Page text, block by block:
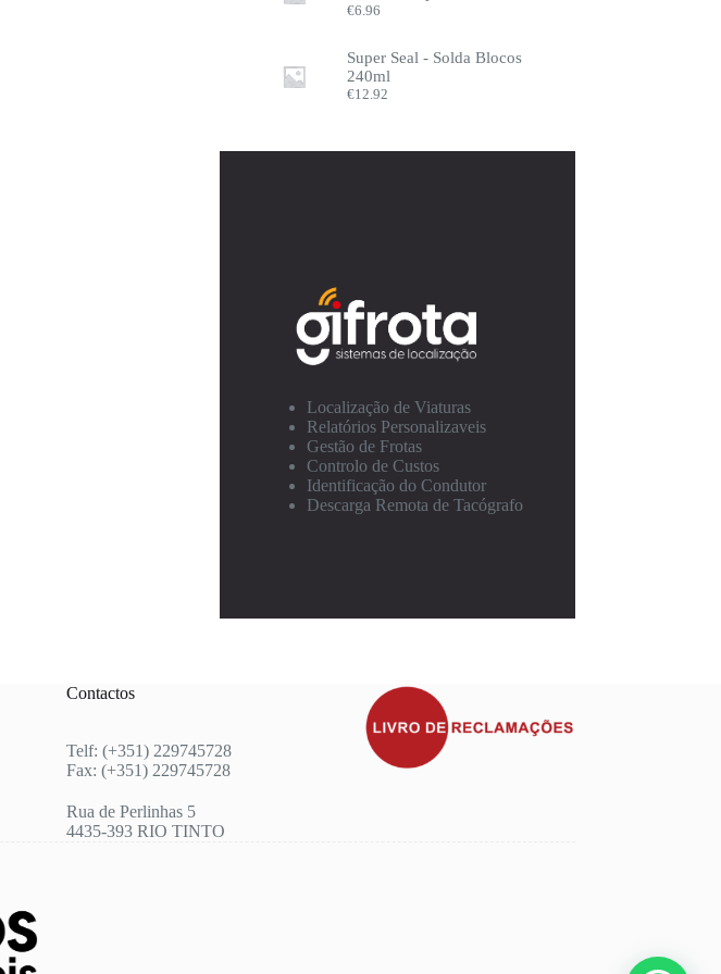
€6.96
Super Seal - Solda Blocos
240ml
€12.92
Localização de Viaturas
Relatórios Personalizaveis
Gestão de Frotas
Controlo de Custos
Identificação do Condutor
Descarga Remota de Tacógrafo
Contactos
Telf: (+351) 229745728
Fax: (+351) 229745728
Rua de Perlinhas 5
4435-393 RIO TINTO